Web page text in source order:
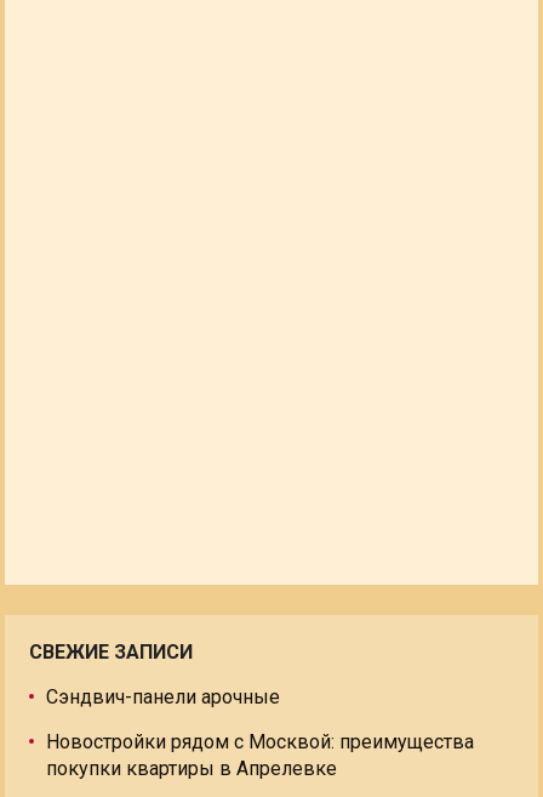
СВЕЖИЕ ЗАПИСИ
Сэндвич-панели арочные
Новостройки рядом с Москвой: преимущества
покупки квартиры в Апрелевке